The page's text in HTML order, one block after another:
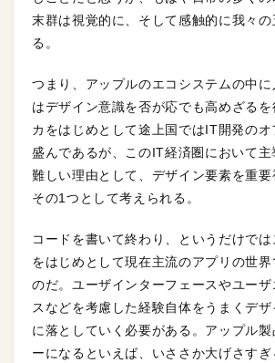
末群は視覚的に、そして感触的に我々の
る。
つまり、アップルのエコシステムの中に
はデザイン意識を否が応でも高めざるを
カをはじめとして途上国ではIT開発のオ
盛んであるが、このIT経済圏において
難しい理由として、デザイン要素を重
その1つとして考えられる。
コードを書いて終わり、というだけで
をはじめとして現在主流のアプリの世
のだ。ユーザインターフェースやユーザ
スなどを考慮した経験自体をうまくデ
に落としていく必要がある。アップル
ーになるといえば、いささか大げさすぎ